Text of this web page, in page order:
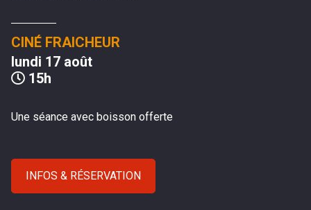
PROGRAMMES À TÉLÉCHARGER
CINÉ FRAICHEUR
lundi 17 août
15h
Une séance avec boisson offerte
INFOS & RÉSERVATION